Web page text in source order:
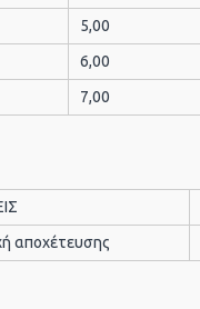
5,00
6,00
7,00
αποχέτευσης